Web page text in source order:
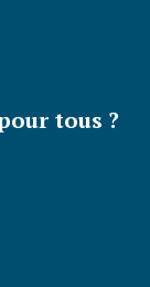
tous ?